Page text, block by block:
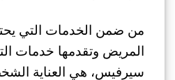
من ضمن الخدمات التي
المريض وتقدمها خدمات
سيرفيس، هي العناية